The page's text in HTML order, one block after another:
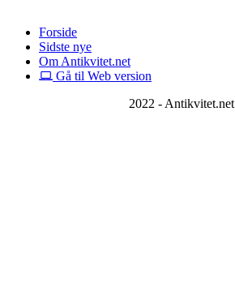
Forside
Sidste nye
Om Antikvitet.net
Gå til Web version
2022 - Antikvitet.net